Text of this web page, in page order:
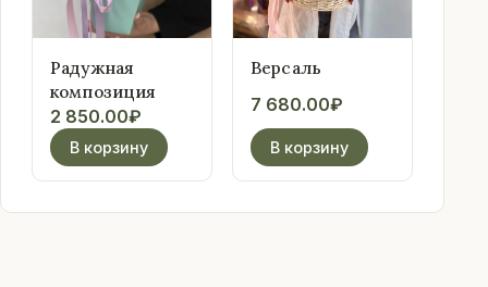
Радужная
композиция
2 850.00₽
В корзину
Версаль
7 680.00₽
В корзину